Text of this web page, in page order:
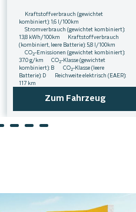
Kraftstoffverbrauch (gewichtet
kombiniert): 1,6 l/100km
Stromverbrauch (gewichtet kombiniert):
13,8 kWh/100km
Kraftstoffverbrauch
(kombiniert, leere Batterie): 5,8 l/100km
CO2-Emissionen (gewichtet kombiniert):
37.0 g/km
CO2-Klasse (gewichtet
kombiniert): B CO2-Klasse (leere
Batterie): D
Reichweite elektrisch (EAER):
117 km
Zum Fahrzeug